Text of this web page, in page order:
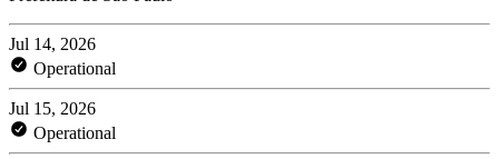
Jul 14, 2026
Operational
Jul 15, 2026
Operational